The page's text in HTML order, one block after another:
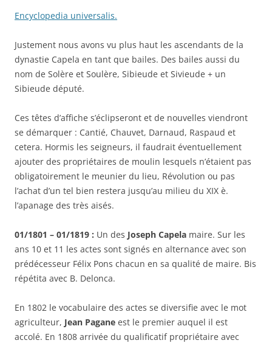
Encyclopedia universalis.
Justement nous avons vu plus haut les ascendants de la
dynastie Capela en tant que bailes. Des bailes aussi du
nom de Solère et Soulère, Sibieude et Sivieude + un
Sibieude député.
Ces têtes d’affiche s’éclipseront et de nouvelles viendront
se démarquer : Cantié, Chauvet, Darnaud, Raspaud et
cetera. Hormis les seigneurs, il faudrait éventuellement
ajouter des propriétaires de moulin lesquels n’étaient pas
obligatoirement le meunier du lieu, Révolution ou pas
l’achat d’un tel bien restera jusqu’au milieu du XIX è.
l’apanage des très aisés.
01/1801 – 01/1819 : Un des Joseph Capela maire. Sur les
ans 10 et 11 les actes sont signés en alternance avec son
prédécesseur Félix Pons chacun en sa qualité de maire. Bis
répétita avec B. Delonca.
En 1802 le vocabulaire des actes se diversifie avec le mot
agriculteur, Jean Pagane est le premier auquel il est
accolé. En 1808 arrivée du qualificatif propriétaire avec